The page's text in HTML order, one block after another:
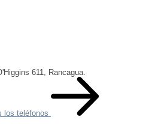
611, Rancagua.
los teléfonos